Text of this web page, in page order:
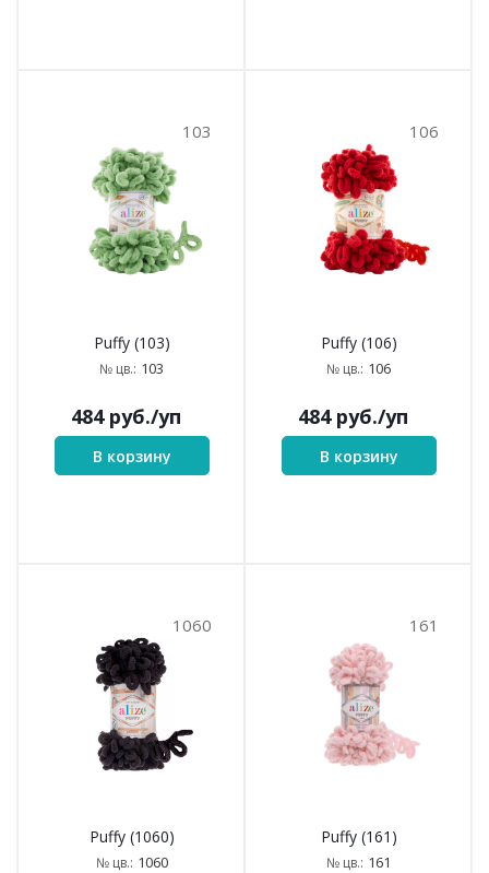
103
Puffy (103)
№ цв.: 103
484руб./уп
В корзину
106
Puffy (106)
№ цв.: 106
484руб./уп
В корзину
1060
Puffy (1060)
№ цв.: 1060
161
Puffy (161)
№ цв.: 161